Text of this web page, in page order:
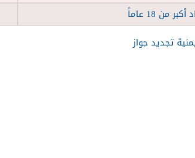
من 18 عاماً
تجديد جواز